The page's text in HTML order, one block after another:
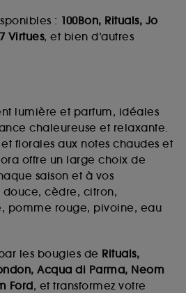
: 100Bon, Rituals, Jo
Virtues, et bien d’autres
lumière et parfum, idéales
chaleureuse et relaxante.
florales aux notes chaudes et
offre un large choix de
saison et à vos
cèdre, citron,
pomme rouge, pivoine, eau
les bougies de Rituals,
Acqua di Parma, Neom
Ford, et transformez votre